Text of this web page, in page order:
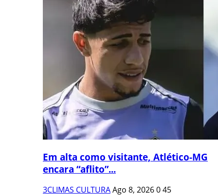
Em alta como visitante, Atlético-MG
encara “aflito”...
3CLIMAS CULTURAAgo 8, 2026045